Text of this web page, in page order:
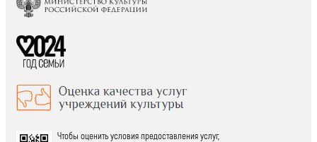
Чтобы оценить условия предоставления услуг,